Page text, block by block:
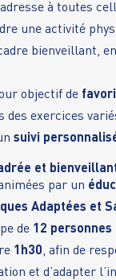
à toutes
une activité
bienveillant,
objectif de
des exercices
suivi
et
par un
Adaptées et
de 12 personnes
1h30, afin de
et d’adapter